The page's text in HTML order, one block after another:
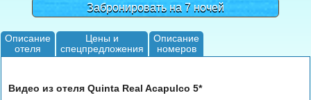
Забронировать на 7 ночей
Описание
отеля
Цены и
спецпредложения
Описание
номеров
Видео из отеля Quinta Real Acapulco 5*